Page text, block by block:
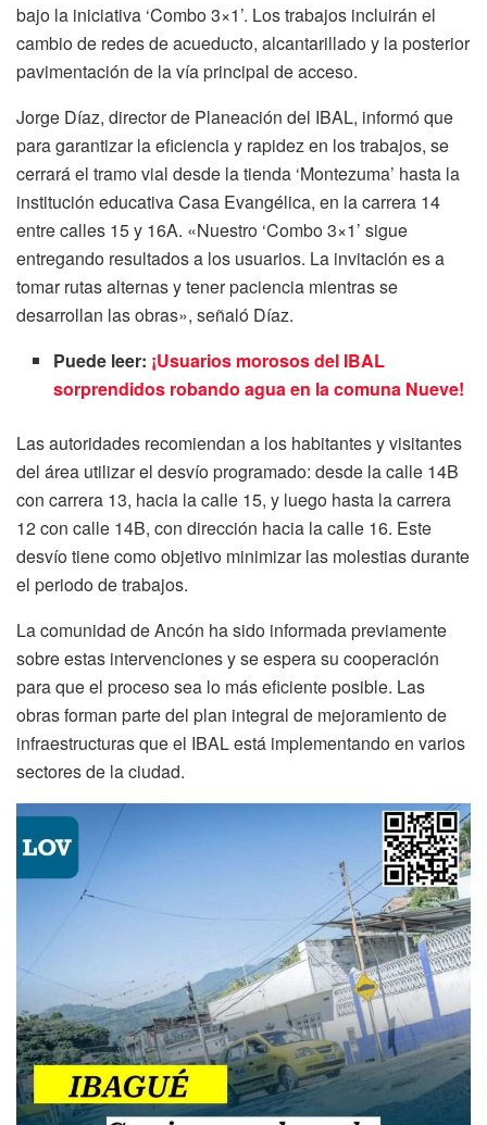
bajo la iniciativa ‘Combo 3×1’. Los trabajos incluirán el
cambio de redes de acueducto, alcantarillado y la posterior
pavimentación de la vía principal de acceso.
Jorge Díaz, director de Planeación del IBAL, informó que
para garantizar la eficiencia y rapidez en los trabajos, se
cerrará el tramo vial desde la tienda ‘Montezuma’ hasta la
institución educativa Casa Evangélica, en la carrera 14
entre calles 15 y 16A. «Nuestro ‘Combo 3×1’ sigue
entregando resultados a los usuarios. La invitación es a
tomar rutas alternas y tener paciencia mientras se
desarrollan las obras», señaló Díaz.
Puede leer: ¡Usuarios morosos del IBAL
sorprendidos robando agua en la comuna Nueve!
Las autoridades recomiendan a los habitantes y visitantes
del área utilizar el desvío programado: desde la calle 14B
con carrera 13, hacia la calle 15, y luego hasta la carrera
12 con calle 14B, con dirección hacia la calle 16. Este
desvío tiene como objetivo minimizar las molestias durante
el periodo de trabajos.
La comunidad de Ancón ha sido informada previamente
sobre estas intervenciones y se espera su cooperación
para que el proceso sea lo más eficiente posible. Las
obras forman parte del plan integral de mejoramiento de
infraestructuras que el IBAL está implementando en varios
sectores de la ciudad.